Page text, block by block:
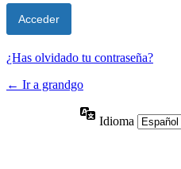
¿Has olvidado tu contraseña?
← Ir a grandgo
Idioma